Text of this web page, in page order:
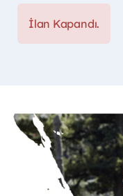
İlan Kapandı.